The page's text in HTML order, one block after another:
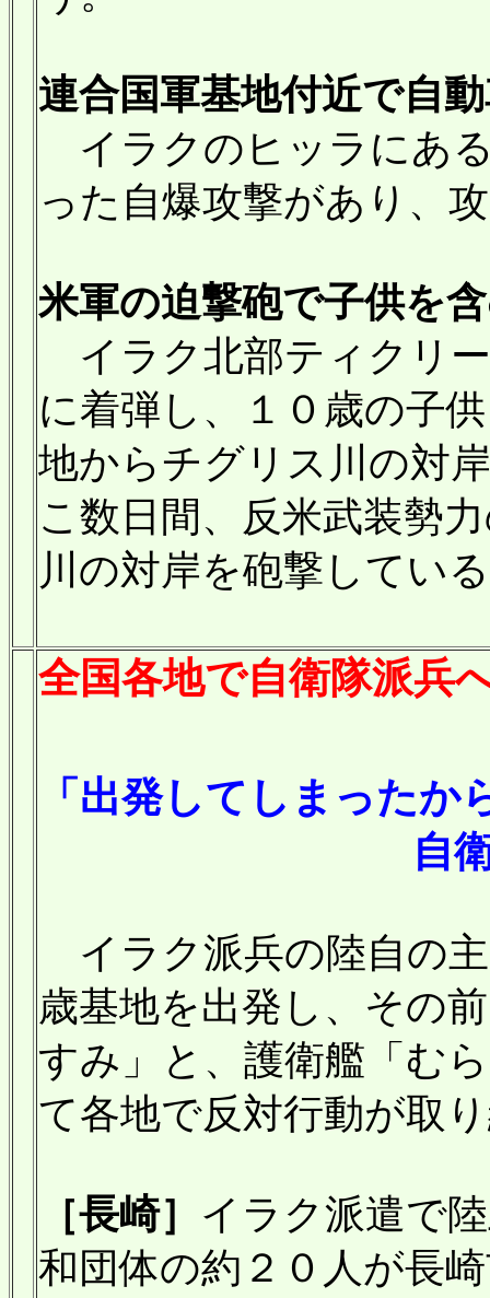
連合国軍基地付近で自
イラクのヒッラにあ
った自爆攻撃があり、
米軍の迫撃砲で子供を
イラク北部ティクリ
に着弾し、１０歳の子
地からチグリス川の対
こ数日間、反米武装勢
川の対岸を砲撃してい
全国各地で自衛隊派兵
「出発してしまった
自衛隊派兵反
イラク派兵の陸自の
歳基地を出発し、その
すみ」と、護衛艦「む
て各地で反対行動が取
［長崎］ イラク派遣で
和団体の約２０人が長